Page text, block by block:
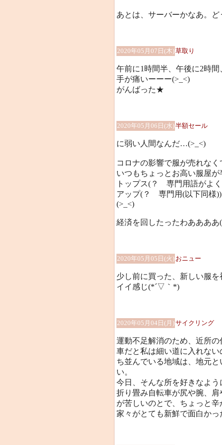
あとは、サーバーかなあ。
2020年05月07日(木)草取り
午前に1時間半、午後に2時
手が痛いーーー(>_<)
がんばった★
2020年05月06日(水)半額セール
に弱い人間なんだ…(>_<)
コロナの影響で服が売れな
いつもちょっとお高い服屋
トップス(？ 専門用語がよ
アップ(？ 専門用(以下同様
(>_<)
経済を回したったわああああ
2020年05月05日(火) おニュー
少し前に買った、新しい服
イイ感じ(*´▽｀*)
2020年05月04日(月)サイクリング
運動不足解消のため、近所
車だと私は細い道に入れな
ち並んでいる地域は、地元
い。
今日、そんな所を好きなよ
折り畳み自転車が尻や腕、
が苦しいのとで、ちょっと
家々がとても新鮮で面白かっ